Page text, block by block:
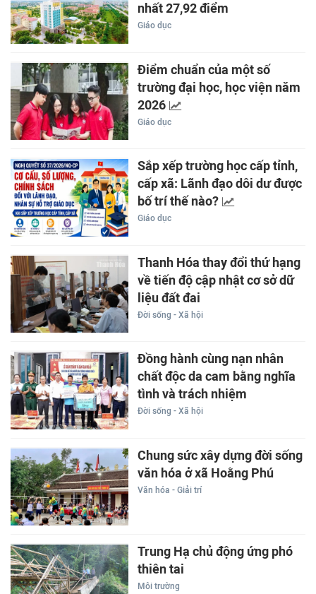
nhất 27,92 điểm
Giáo dục
Điểm chuẩn của một số
trường đại học, học viện năm
2026
Giáo dục
Sắp xếp trường học cấp tỉnh,
cấp xã: Lãnh đạo dôi dư được
bố trí thế nào?
Giáo dục
Thanh Hóa thay đổi thứ hạng
về tiến độ cập nhật cơ sở dữ
liệu đất đai
Đời sống - Xã hội
Đồng hành cùng nạn nhân
chất độc da cam bằng nghĩa
tình và trách nhiệm
Đời sống - Xã hội
Chung sức xây dựng đời sống
văn hóa ở xã Hoằng Phú
Văn hóa - Giải trí
Trung Hạ chủ động ứng phó
thiên tai
Môi trường